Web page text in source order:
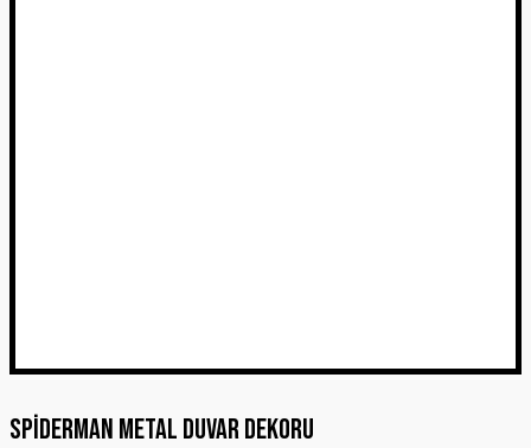
Spiderman Metal Duvar Dekoru